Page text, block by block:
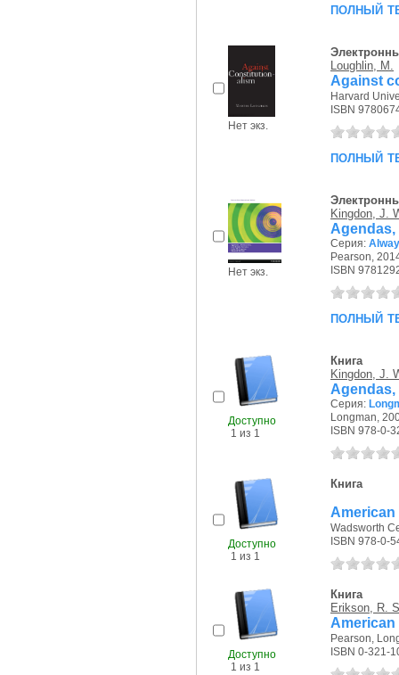
полный
Нет экз.
Loughlin, M.
Against
Harvard
ISBN
полный
Нет экз.
Kingdon, J.
Серия:
Pearson,
ISBN
полный
Доступно
1 из 1
Книга
Kingdon, J.
Серия:
Longman,
ISBN 978-0-
Доступно
1 из 1
Книга
Wadsworth
ISBN 978-0-
Доступно
1 из 1
Книга
Erikson, R.
Pearson,
ISBN 0-321-